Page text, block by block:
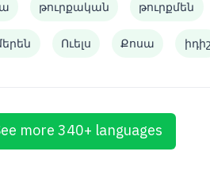
թուրքական թուրքմեն
Ուելս Քոսա իդիշ
more 340+ languages